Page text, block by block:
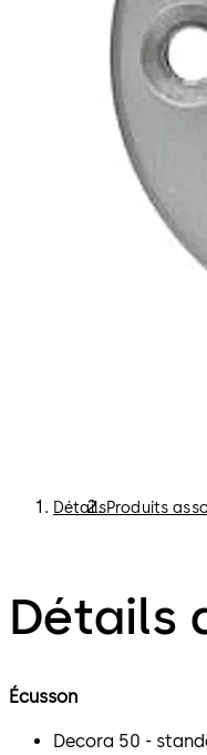
DétailsProduits
Détails
Écusson
Decora 50 -